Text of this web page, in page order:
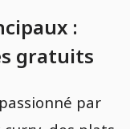
:
gratuits
par